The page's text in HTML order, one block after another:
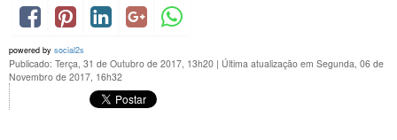
powered by social2s
Publicado: Terça, 31 de Outubro de 2017, 13h20 | Última atualização em Segunda, 06 de
Novembro de 2017, 16h32